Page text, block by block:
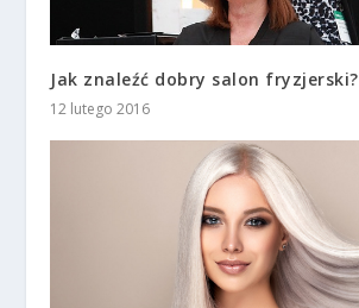
Jak znaleźć dobry salon fryzjerski?
12 lutego 2016